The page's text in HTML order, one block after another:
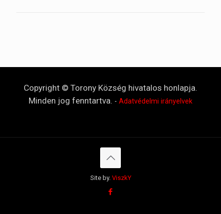
Copyright © Torony Község hivatalos honlapja.
Minden jog fenntartva. - Adatvédelmi irányelvek
Site by. ViszkY